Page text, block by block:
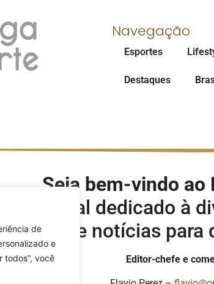
de
e
todos”, você
Navegação
Esportes
Destaques
Seja bem-vindo ao
um portal dedicado à
e notícias
Editor-chefe e